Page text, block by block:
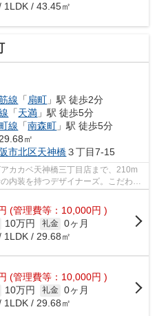
1LDK / 43.45㎡
線 「扇町 」駅 徒歩2分
「天満 」駅 徒歩5分
線 「南森町 」駅 徒歩5分
㎡
市北区天神橋３丁目7-15
カカベ天神橋三丁目店まで、210m
内装を持つデザイナーズ。こだわり
...
(管理費等：10,000円 )
10万円 礼金 0ヶ月
1LDK / 29.68㎡
(管理費等：10,000円 )
10万円 礼金 0ヶ月
1LDK / 29.68㎡